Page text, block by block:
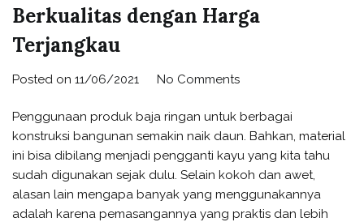
Berkualitas dengan Harga
Terjangkau
Posted on 11/06/2021 No Comments
Penggunaan produk baja ringan untuk berbagai
konstruksi bangunan semakin naik daun. Bahkan, material
ini bisa dibilang menjadi pengganti kayu yang kita tahu
sudah digunakan sejak dulu. Selain kokoh dan awet,
alasan lain mengapa banyak yang menggunakannya
adalah karena pemasangannya yang praktis dan lebih